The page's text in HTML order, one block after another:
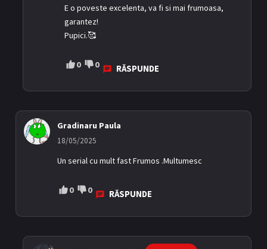
E o poveste excelenta, va fi si mai frumoasa,
garantez!
Pupici.🥰
0 0 RĂSPUNDE
Gradinaru Paula
18/05/2025
Un serial cu mult fast Frumos .Multumesc
0 0 RĂSPUNDE